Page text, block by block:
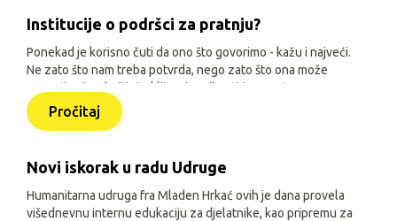
Institucije o podršci za pratnju?
Ponekad je korisno čuti da ono što govorimo - kažu i najveći.
Ne zato što nam treba potvrda, nego zato što ona može
pomoći onima koji još oklijevaju prihvatiti pomoć.
Pročitaj
Novi iskorak u radu Udruge
Humanitarna udruga fra Mladen Hrkać ovih je dana provela
višednevnu internu edukaciju za djelatnike, kao pripremu za